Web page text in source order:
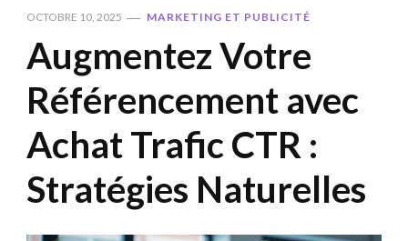
OCTOBRE 10, 2025 MARKETING ET PUBLICITÉ
Augmentez Votre
Référencement avec
Achat Trafic CTR :
Stratégies Naturelles